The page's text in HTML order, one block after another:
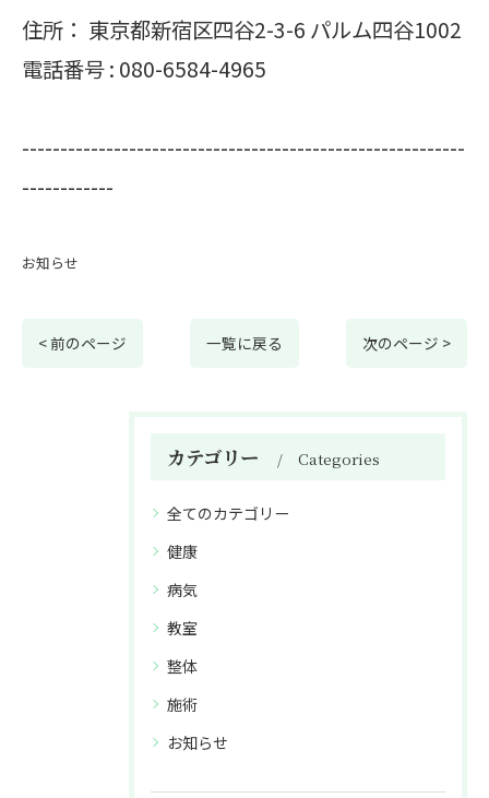
住所： 東京都新宿区四谷2-3-6 パルム四谷1002
電話番号 : 080-6584-4965
----------------------------------------------------------
------------
お知らせ
< 前のページ 一覧に戻る 次のページ >
カテゴリー Categories
全てのカテゴリー
健康
病気
教室
整体
施術
お知らせ